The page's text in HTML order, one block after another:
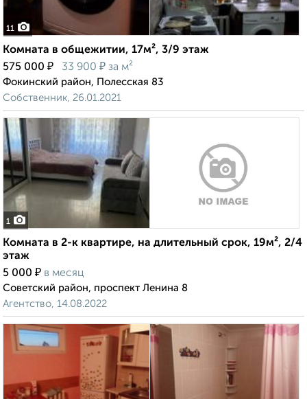
11
Комната в общежитии, 17м², 3/9 этаж
575 000 ₽ 33 900 ₽ за м²
Фокинский район, Полесская 83
Собственник, 26.01.2021
1
Комната в 2-к квартире, на длительный срок, 19м², 2/4
этаж
5 000 ₽ в месяц
Советский район, проспект Ленина 8
Агентство, 14.08.2022